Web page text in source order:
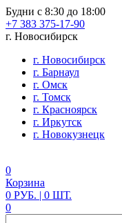
Будни с 8:30 до 18:00
+7 383 375-17-90
г. Новосибирск
г. Новосибирск
г. Барнаул
г. Омск
г. Томск
г. Красноярск
г. Иркутск
г. Новокузнецк
0
Корзина
0 РУБ. | 0 ШТ.
0